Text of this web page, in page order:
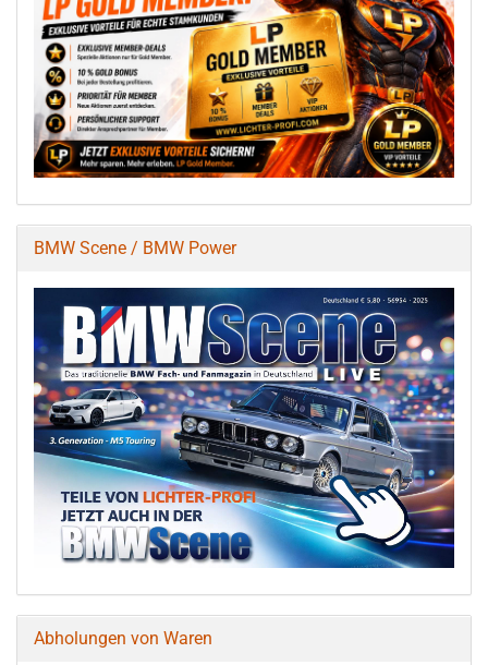
BMW Scene / BMW Power
Abholungen von Waren